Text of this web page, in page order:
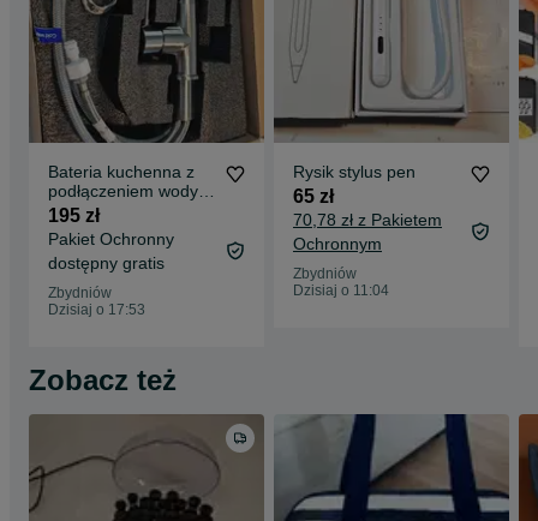
Bateria kuchenna z
podłączeniem wody
filtrowanej 2 w 1.
195 zł
Pakiet Ochronny
dostępny gratis
Zbydniów
Dzisiaj o 17:53
Rysik stylus pen
65 zł
70,78 zł z Pakietem
Ochronnym
Zbydniów
Dzisiaj o 11:04
Zobacz też